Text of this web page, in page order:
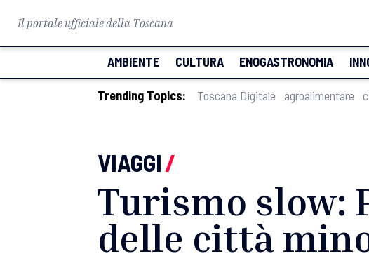
Il portale ufficiale della Toscana
AMBIENTE CULTURA ENOGASTRONOMIA
Trending Topics: Toscana Digitale agroalimentare
VIAGGI/
Turismo slow:
delle città